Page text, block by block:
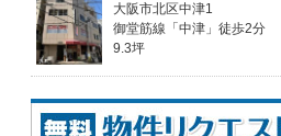
大阪市北区中津1
御堂筋線「中津」徒歩2分
9.3坪